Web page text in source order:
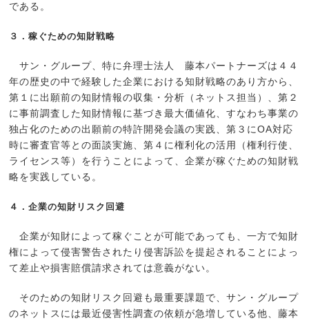
である。
３．稼ぐための知財戦略
サン・グループ、特に弁理士法人 藤本パートナーズは４４
年の歴史の中で経験した企業における知財戦略のあり方から、
第１に出願前の知財情報の収集・分析（ネットス担当）、第２
に事前調査した知財情報に基づき最大価値化、すなわち事業の
独占化のための出願前の特許開発会議の実践、第３にOA対応
時に審査官等との面談実施、第４に権利化の活用（権利行使、
ライセンス等）を行うことによって、企業が稼ぐための知財戦
略を実践している。
４．企業の知財リスク回避
企業が知財によって稼ぐことが可能であっても、一方で知財
権によって侵害警告されたり侵害訴訟を提起されることによっ
て差止や損害賠償請求されては意義がない。
そのための知財リスク回避も最重要課題で、サン・グループ
のネットスには最近侵害性調査の依頼が急増している他、藤本